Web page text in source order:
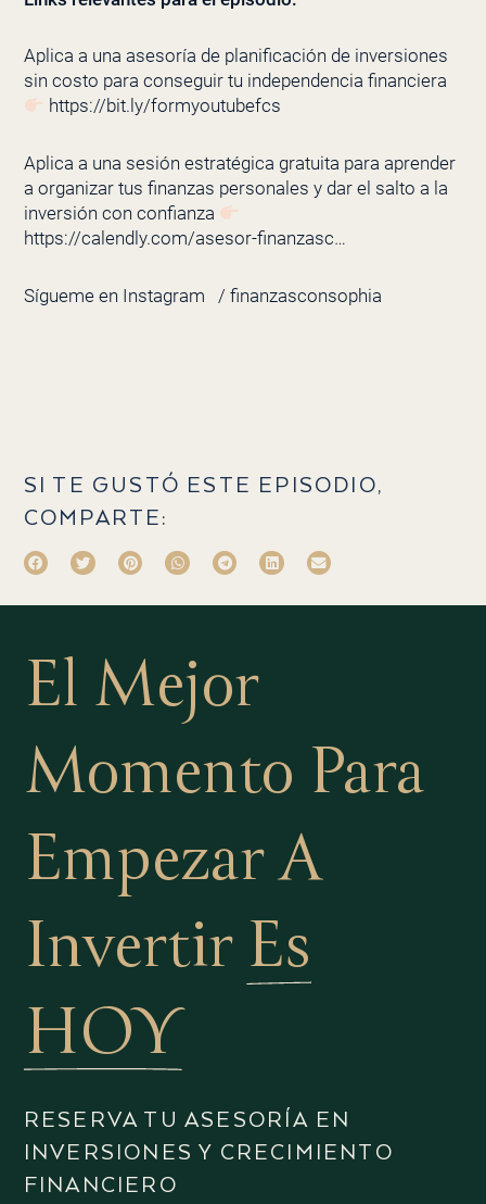
Aplica a una asesoría de planificación de inversiones
sin costo para conseguir tu independencia financiera
https://bit.ly/formyoutubefcs
Aplica a una sesión estratégica gratuita para aprender
a organizar tus finanzas personales y dar el salto a la
inversión con confianza
https://calendly.com/asesor-finanzasc…
Sígueme en Instagram / finanzasconsophia
SI TE GUSTÓ ESTE EPISODIO,
COMPARTE:
El Mejor
Momento Para
Empezar A
Invertir Es
HOY
RESERVA TU ASESORÍA EN
INVERSIONES Y CRECIMIENTO
FINANCIERO